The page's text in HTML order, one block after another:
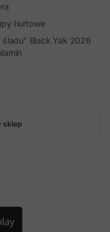
sklep
hurtowe
śladu" Black Yak 2026